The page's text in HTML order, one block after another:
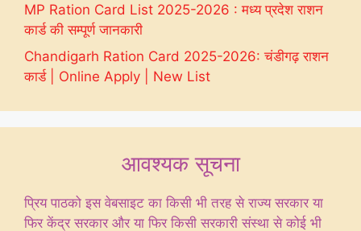
MP Ration Card List 2025-2026 : मध्य प्रदेश राशन
कार्ड की सम्पूर्ण जानकारी
Chandigarh Ration Card 2025-2026: चंडीगढ़ राशन
कार्ड | Online Apply | New List
आवश्यक सूचना
प्रिय पाठको इस वेबसाइट का किसी भी तरह से राज्य सरकार या
फिर केंद्र सरकार और या फिर किसी सरकारी संस्था से कोई भी